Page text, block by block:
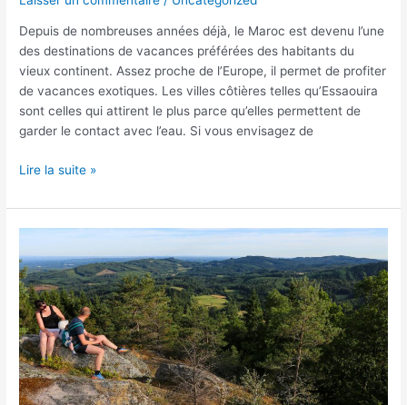
Depuis de nombreuses années déjà, le Maroc est devenu l’une
des destinations de vacances préférées des habitants du
vieux continent. Assez proche de l’Europe, il permet de profiter
de vacances exotiques. Les villes côtières telles qu’Essaouira
sont celles qui attirent le plus parce qu’elles permettent de
garder le contact avec l’eau. Si vous envisagez de
Lire la suite »
passer
ses
vacances
sur
le
plateau
des
Millevaches ?